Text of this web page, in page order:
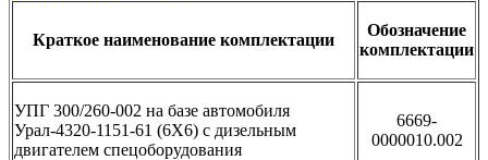
Краткое наименование комплектации
Обозначение
комплектации
УПГ 300/260-002 на базе автомобиля
Урал-4320-1151-61 (6Х6) с дизельным
двигателем спецоборудования
6669-
0000010.002